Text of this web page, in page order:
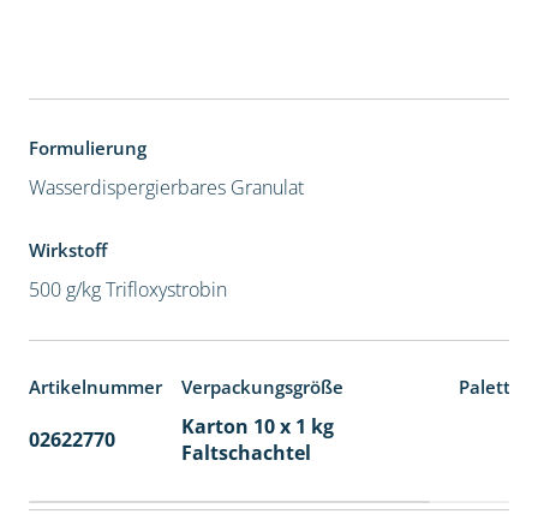
Formulierung
Wasserdispergierbares Granulat
Wirkstoff
500 g/kg Trifloxystrobin
Artikelnummer Verpackungsgröße
02622770
Karton 10 x 1 kg
Faltschachtel